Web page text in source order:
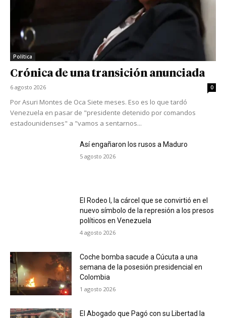
Política
Crónica de una transición anunciada
6 agosto 2026 0
Por Asuri Montes de Oca Siete meses. Eso es lo que tardó
Venezuela en pasar de "presidente detenido por comandos
estadounidenses" a "vamos a sentarnos...
Así engañaron los rusos a Maduro
5 agosto 2026
El Rodeo I, la cárcel que se convirtió en el
nuevo símbolo de la represión a los presos
políticos en Venezuela
4 agosto 2026
Coche bomba sacude a Cúcuta a una
semana de la posesión presidencial en
Colombia
1 agosto 2026
El Abogado que Pagó con su Libertad la